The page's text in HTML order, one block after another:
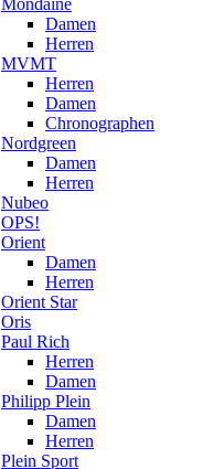
Mondaine
Damen
Herren
MVMT
Herren
Damen
Chronographen
Nordgreen
Damen
Herren
Nubeo
OPS!
Orient
Damen
Herren
Orient Star
Oris
Paul Rich
Herren
Damen
Philipp Plein
Damen
Herren
Plein Sport